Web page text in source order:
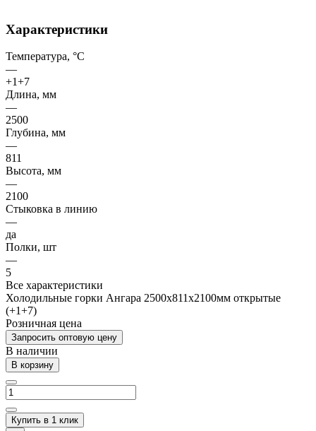
Характеристики
Температура, °C
—
+1+7
Длина, мм
—
2500
Глубина, мм
—
811
Высота, мм
—
2100
Стыковка в линию
—
да
Полки, шт
—
5
Все характеристики
Холодильные горки Ангара 2500х811х2100мм открытые
(+1+7)
Розничная цена
Запросить оптовую цену
В наличии
В корзину
Купить в 1 клик